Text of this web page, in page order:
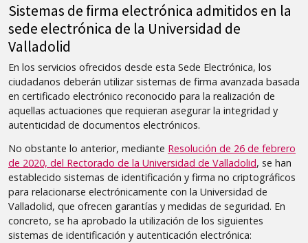
Sobre
la
sede
-
Firma
electrónica
Sistemas de firma electrónica admitidos en la
sede electrónica de la Universidad de
Valladolid
En los servicios ofrecidos desde esta Sede Electrónica, los
ciudadanos deberán utilizar sistemas de firma avanzada basada
en certificado electrónico reconocido para la realización de
aquellas actuaciones que requieran asegurar la integridad y
autenticidad de documentos electrónicos.
No obstante lo anterior, mediante Resolución de 26 de febrero
de 2020, del Rectorado de la Universidad de Valladolid, se han
establecido sistemas de identificación y firma no criptográficos
para relacionarse electrónicamente con la Universidad de
Valladolid, que ofrecen garantías y medidas de seguridad. En
concreto, se ha aprobado la utilización de los siguientes
sistemas de identificación y autenticación electrónica: